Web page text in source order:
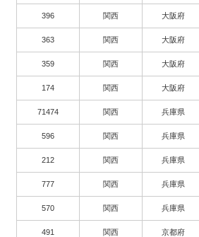
396 関西 大阪府
363 関西 大阪府
359 関西 大阪府
174 関西 大阪府
71474 関西 兵庫県
596 関西 兵庫県
212 関西 兵庫県
777 関西 兵庫県
570 関西 兵庫県
491 関西 京都府